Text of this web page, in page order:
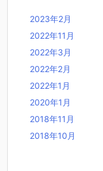
2023年2月
2022年11月
2022年3月
2022年2月
2022年1月
2020年1月
2018年11月
2018年10月